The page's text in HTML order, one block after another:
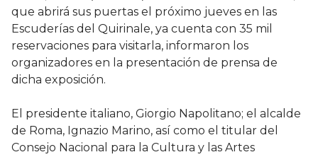
que abrirá sus puertas el próximo jueves en las
Escuderías del Quirinale, ya cuenta con 35 mil
reservaciones para visitarla, informaron los
organizadores en la presentación de prensa de
dicha exposición.
El presidente italiano, Giorgio Napolitano; el alcalde
de Roma, Ignazio Marino, así como el titular del
Consejo Nacional para la Cultura y las Artes